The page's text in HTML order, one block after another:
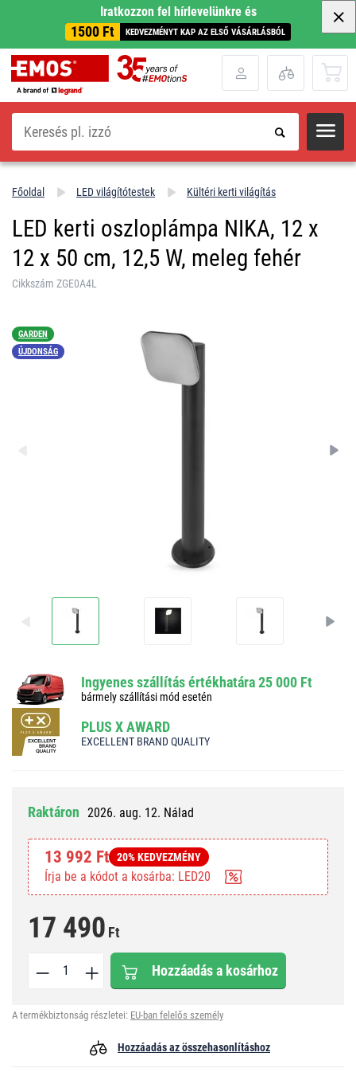
Iratkozzon fel hírlevelünkre és
1500 Ft KEDVEZMÉNYT KAP AZ ELSŐ VÁSÁRLÁSBÓL
Keresés
Főoldal LED világítótestek Kültéri kerti világítás
LED kerti oszloplámpa NIKA, 12 x
12 x 50 cm, 12,5 W, meleg fehér
Cikkszám ZGE0A4L
GARDEN
ÚJDONSÁG
Ingyenes szállítás értékhatára 25 000 Ft
bármely szállítási mód esetén
PLUS X AWARD
EXCELLENT BRAND QUALITY
Raktáron 2026. aug. 12. Nálad
13 992 Ft 20% KEDVEZMÉNY
Írja be a kódot a kosárba: LED20
17 490 Ft
Hozzáadás a kosárhoz
A termékbiztonság részletei: EU-ban felelős személy
Hozzáadás az összehasonlításhoz